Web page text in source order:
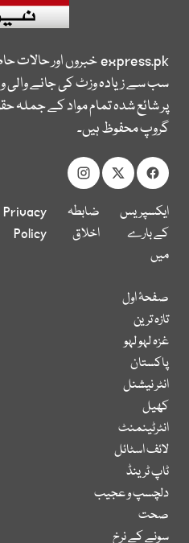
express.pkخبروں اور حالات
سب سے زیادہ وزٹ کی جانے
پر شائع شدہ تمام مواد کے جملہ
گروپ محفوظ ہیں۔
ایکسپریس
کے بارے
میں
ضابطہ
اخلاق
Privacy
Policy
صفحۂ اول
تازہ ترین
غزہ لہو لہو
پاکستان
انٹر نیشنل
کھیل
انٹرٹینمنٹ
لائف اسٹائل
ٹاپ ٹرینڈ
دلچسپ و عجیب
صحت
سونے کے نرخ